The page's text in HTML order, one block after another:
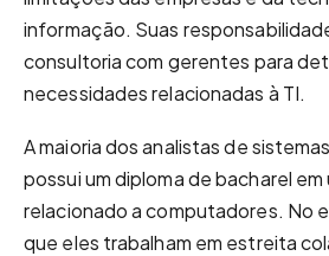
informação. Suas
consultoria com gerentes para
necessidades relacionadas à TI.
A maioria dos analistas de
possui um diploma de bacharel em
relacionado a computadores. No
que eles trabalham em estreita